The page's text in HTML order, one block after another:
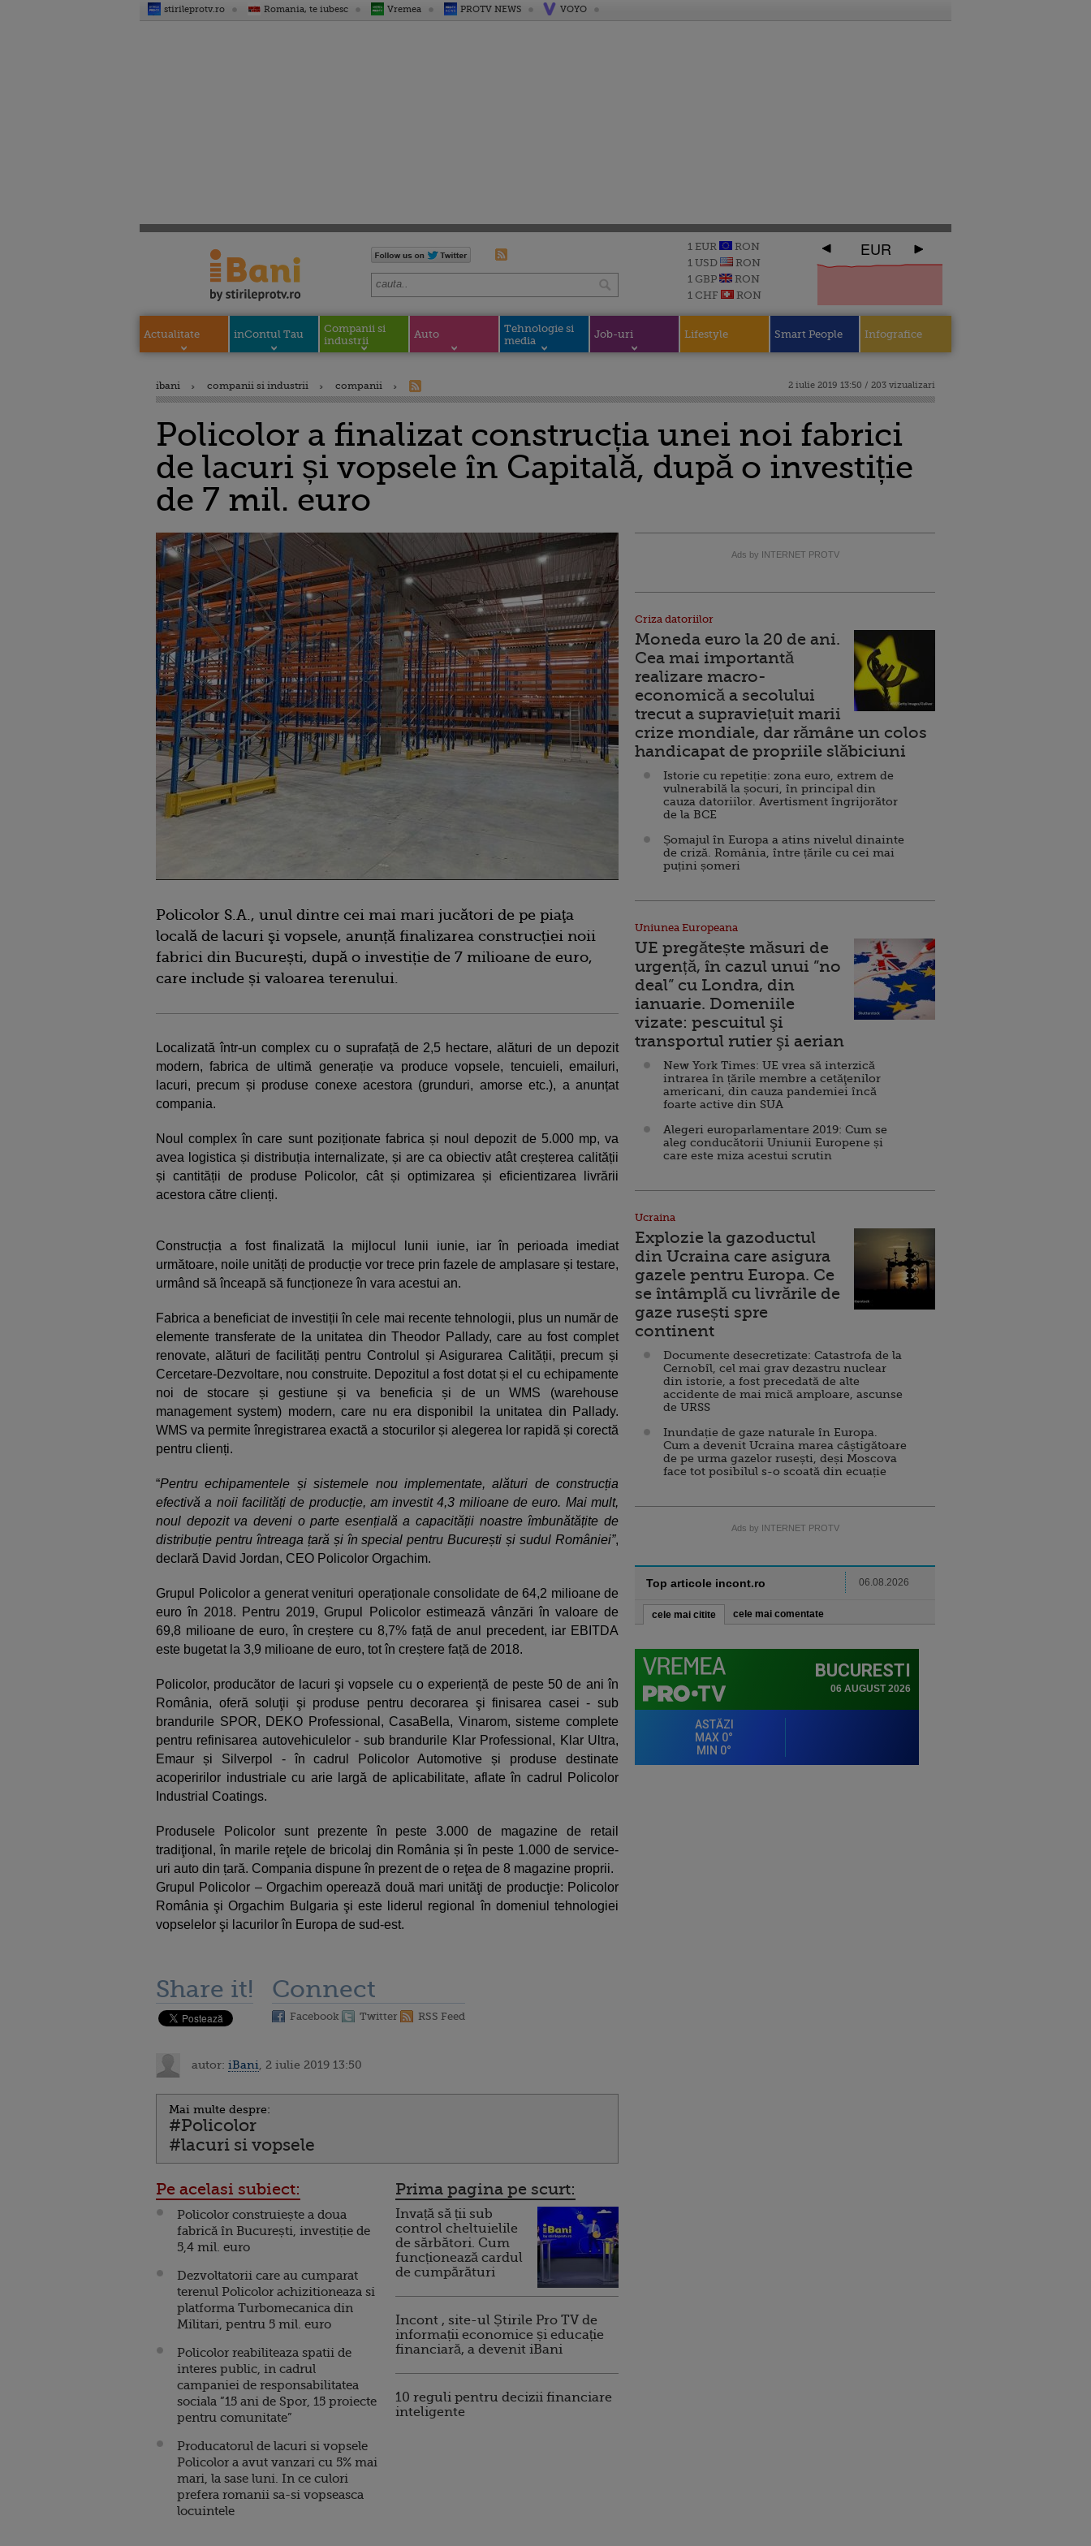
stirileprotv.ro Romania, te iubesc Vremea PROTV NEWS VOYO
1 EUR
RON
1 USD
RON
1 GBP
RON
1 CHF
RON
EUR
Actualitate inContul Tau
Companii si
industrii
Auto
Tehnologie si
media
Job-uri Lifestyle Smart People Infografice
ibani companii si industrii companii 2 iulie 2019 13:50 / 203 vizualizari
Policolor a finalizat construcția unei noi fabrici
de lacuri și vopsele în Capitală, după o investiție
de 7 mil. euro
Policolor S.A., unul dintre cei mai mari jucători de pe piaţa
locală de lacuri şi vopsele, anunță finalizarea construcției noii
fabrici din București, după o investiție de 7 milioane de euro,
care include și valoarea terenului.
Localizată într-un complex cu o suprafață de 2,5 hectare, alături de un depozit
modern, fabrica de ultimă generație va produce vopsele, tencuieli, emailuri,
lacuri, precum și produse conexe acestora (grunduri, amorse etc.), a anunțat
compania.
Noul complex în care sunt poziționate fabrica și noul depozit de 5.000 mp, va
avea logistica și distribuția internalizate, și are ca obiectiv atât creșterea calității
și cantității de produse Policolor, cât și optimizarea și eficientizarea livrării
acestora către clienți.
Construcția a fost finalizată la mijlocul lunii iunie, iar în perioada imediat
următoare, noile unități de producție vor trece prin fazele de amplasare și testare,
urmând să înceapă să funcționeze în vara acestui an.
Fabrica a beneficiat de investiții în cele mai recente tehnologii, plus un număr de
elemente transferate de la unitatea din Theodor Pallady, care au fost complet
renovate, alături de facilități pentru Controlul și Asigurarea Calității, precum și
Cercetare-Dezvoltare, nou construite. Depozitul a fost dotat și el cu echipamente
noi de stocare și gestiune și va beneficia și de un WMS (warehouse
management system) modern, care nu era disponibil la unitatea din Pallady.
WMS va permite înregistrarea exactă a stocurilor și alegerea lor rapidă și corectă
pentru clienți.
“Pentru echipamentele și sistemele nou implementate, alături de construcția
efectivă a noii facilități de producție, am investit 4,3 milioane de euro. Mai mult,
noul depozit va deveni o parte esențială a capacității noastre îmbunătățite de
distribuție pentru întreaga țară și în special pentru București și sudul României”,
declară David Jordan, CEO Policolor Orgachim.
Grupul Policolor a generat venituri operaționale consolidate de 64,2 milioane de
euro în 2018. Pentru 2019, Grupul Policolor estimează vânzări în valoare de
69,8 milioane de euro, în creștere cu 8,7% față de anul precedent, iar EBITDA
este bugetat la 3,9 milioane de euro, tot în creștere față de 2018.
Policolor, producător de lacuri şi vopsele cu o experiență de peste 50 de ani în
România, oferă soluţii şi produse pentru decorarea şi finisarea casei - sub
brandurile SPOR, DEKO Professional, CasaBella, Vinarom, sisteme complete
pentru refinisarea autovehiculelor - sub brandurile Klar Professional, Klar Ultra,
Emaur și Silverpol - în cadrul Policolor Automotive și produse destinate
acoperirilor industriale cu arie largă de aplicabilitate, aflate în cadrul Policolor
Industrial Coatings.
Produsele Policolor sunt prezente în peste 3.000 de magazine de retail
tradiţional, în marile reţele de bricolaj din România și în peste 1.000 de service-
uri auto din țară. Compania dispune în prezent de o reţea de 8 magazine proprii.
Grupul Policolor – Orgachim operează două mari unităţi de producţie: Policolor
România şi Orgachim Bulgaria şi este liderul regional în domeniul tehnologiei
vopselelor şi lacurilor în Europa de sud-est.
Share it! Connect
Facebook Twitter RSS Feed
autor: iBani , 2 iulie 2019 13:50
Mai multe despre:
#Policolor
#lacuri si vopsele
Pe acelasi subiect:
Policolor construiește a doua
fabrică în București, investiție de
5,4 mil. euro
Dezvoltatorii care au cumparat
terenul Policolor achizitioneaza si
platforma Turbomecanica din
Militari, pentru 5 mil. euro
Policolor reabiliteaza spatii de
interes public, in cadrul
campaniei de responsabilitatea
sociala ”15 ani de Spor, 15 proiecte
pentru comunitate”
Producatorul de lacuri si vopsele
Policolor a avut vanzari cu 5% mai
mari, la sase luni. In ce culori
prefera romanii sa-si vopseasca
locuintele
Prima pagina pe scurt:
Invață să ții sub
control cheltuielile
de sărbători. Cum
funcționează cardul
de cumpărături
Incont , site-ul Știrile Pro TV de
informații economice și educație
financiară, a devenit iBani
10 reguli pentru decizii financiare
inteligente
Ads by INTERNET PROTV
Criza datoriilor
Moneda euro la 20 de ani.
Cea mai importantă
realizare macro-
economică a secolului
trecut a supraviețuit marii
crize mondiale, dar rămâne un colos
handicapat de propriile slăbiciuni
Istorie cu repetiție: zona euro, extrem de
vulnerabilă la șocuri, în principal din
cauza datoriilor. Avertisment îngrijorător
de la BCE
Șomajul în Europa a atins nivelul dinainte
de criză. România, între țările cu cei mai
puțini șomeri
Uniunea Europeana
UE pregătește măsuri de
urgență, în cazul unui ”no
deal” cu Londra, din
ianuarie. Domeniile
vizate: pescuitul şi
transportul rutier şi aerian
New York Times: UE vrea să interzică
intrarea în țările membre a cetăţenilor
americani, din cauza pandemiei încă
foarte active din SUA
Alegeri europarlamentare 2019: Cum se
aleg conducătorii Uniunii Europene și
care este miza acestui scrutin
Ucraina
Explozie la gazoductul
din Ucraina care asigura
gazele pentru Europa. Ce
se întâmplă cu livrările de
gaze rusești spre
continent
Documente desecretizate: Catastrofa de la
Cernobîl, cel mai grav dezastru nuclear
din istorie, a fost precedată de alte
accidente de mai mică amploare, ascunse
de URSS
Inundație de gaze naturale în Europa.
Cum a devenit Ucraina marea câștigătoare
de pe urma gazelor rusești, deși Moscova
face tot posibilul s-o scoată din ecuație
Ads by INTERNET PROTV
Top articole incont.ro 06.08.2026
cele mai citite cele mai comentate